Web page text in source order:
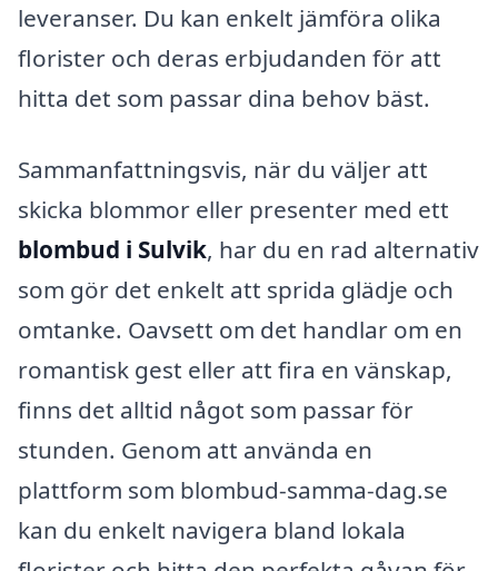
leveranser. Du kan enkelt jämföra olika
florister och deras erbjudanden för att
hitta det som passar dina behov bäst.
Sammanfattningsvis, när du väljer att
skicka blommor eller presenter med ett
blombud i Sulvik, har du en rad alternativ
som gör det enkelt att sprida glädje och
omtanke. Oavsett om det handlar om en
romantisk gest eller att fira en vänskap,
finns det alltid något som passar för
stunden. Genom att använda en
plattform som blombud-samma-dag.se
kan du enkelt navigera bland lokala